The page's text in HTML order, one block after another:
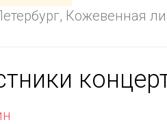
Кожевенная